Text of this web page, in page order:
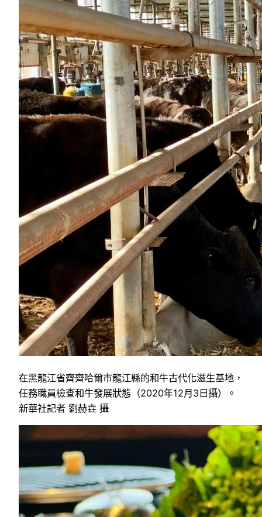
在黑龍江省齊齊哈爾市龍江縣的和牛古代化滋生基地，
任務職員檢查和牛發展狀態（2020年12月3日攝）。
新華社記者 劉赫垚 攝